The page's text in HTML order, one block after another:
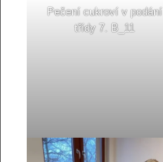
Pečení cukroví v podání
třídy 7. B_11